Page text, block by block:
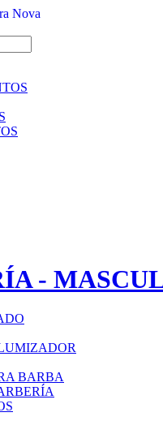
-
BARBA